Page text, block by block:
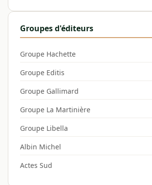
Groupes d'éditeurs
Groupe Hachette
Groupe Editis
Groupe Gallimard
Groupe La Martinière
Groupe Libella
Albin Michel
Actes Sud